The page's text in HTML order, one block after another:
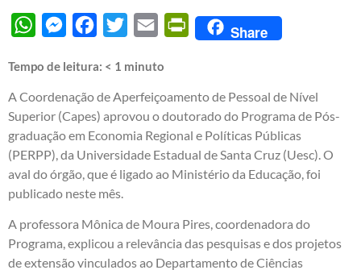
WhatsAppMessengerFacebook
Twitter Email PrintFriendly
Share
Tempo de leitura: < 1 minuto
A Coordenação de Aperfeiçoamento de Pessoal de Nível
Superior (Capes) aprovou o doutorado do Programa de Pós-
graduação em Economia Regional e Políticas Públicas
(PERPP), da Universidade Estadual de Santa Cruz (Uesc). O
aval do órgão, que é ligado ao Ministério da Educação, foi
publicado neste mês.
A professora Mônica de Moura Pires, coordenadora do
Programa, explicou a relevância das pesquisas e dos projetos
de extensão vinculados ao Departamento de Ciências